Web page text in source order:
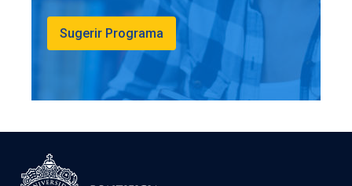
Sugerir Programa